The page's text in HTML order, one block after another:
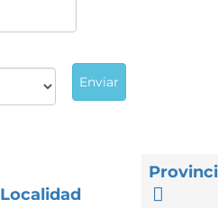
Enviar
Localidad